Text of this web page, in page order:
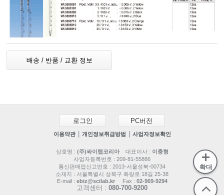
배송 / 반품 / 교환 정보
확대
로그인 PC버전
이용약관 개인정보취급방법 사업자정보확인
상호명 : (주)싸이랩코리아대표이사 : 이충형
사업자등록번호 : 209-81-55886
통신판매업신고번호 : 2013-서울성북-00734
소재지 : 서울특별시 성북구 화랑로 18길 25-38
E-mail : ebiz@scilab.krFax : 02-969-9294
고객센터 : 080-700-9200